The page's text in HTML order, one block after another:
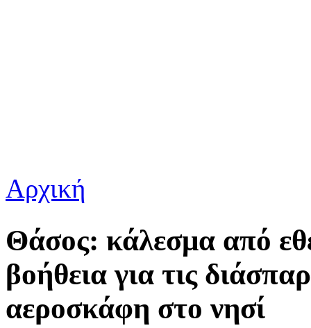
Είστε εδώ
Αρχική
Θάσος: κάλεσμα από
βοήθεια για τις
αεροσκάφη στο νησί